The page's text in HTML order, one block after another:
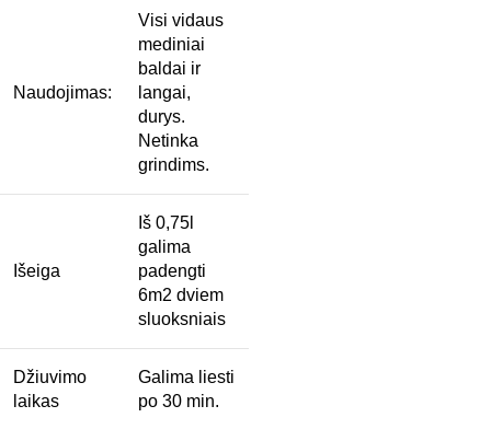
Naudojimas:
Visi vidaus
mediniai
baldai ir
langai,
durys.
Netinka
grindims.
Išeiga
Iš 0,75l
galima
padengti
6m2 dviem
sluoksniais
Džiuvimo
laikas
Galima liesti
po 30 min.